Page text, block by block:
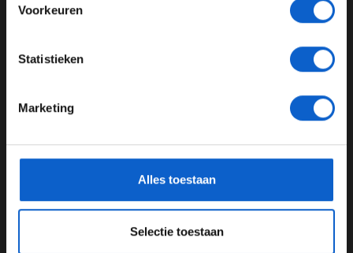
Voorkeuren
Statistieken
Marketing
Alles toestaan
Selectie toestaan
Voor Kimi Antonelli werd Abu Dhabi een van zijn
zwaarste races van het seizoen. De jonge Italiaan, die
gegevensgebruik en -bescherming.